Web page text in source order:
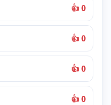
👍 0
👍 0
👍 0
👍 0